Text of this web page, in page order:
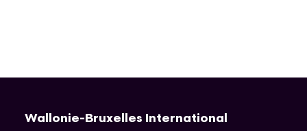
Wallonie-Bruxelles International